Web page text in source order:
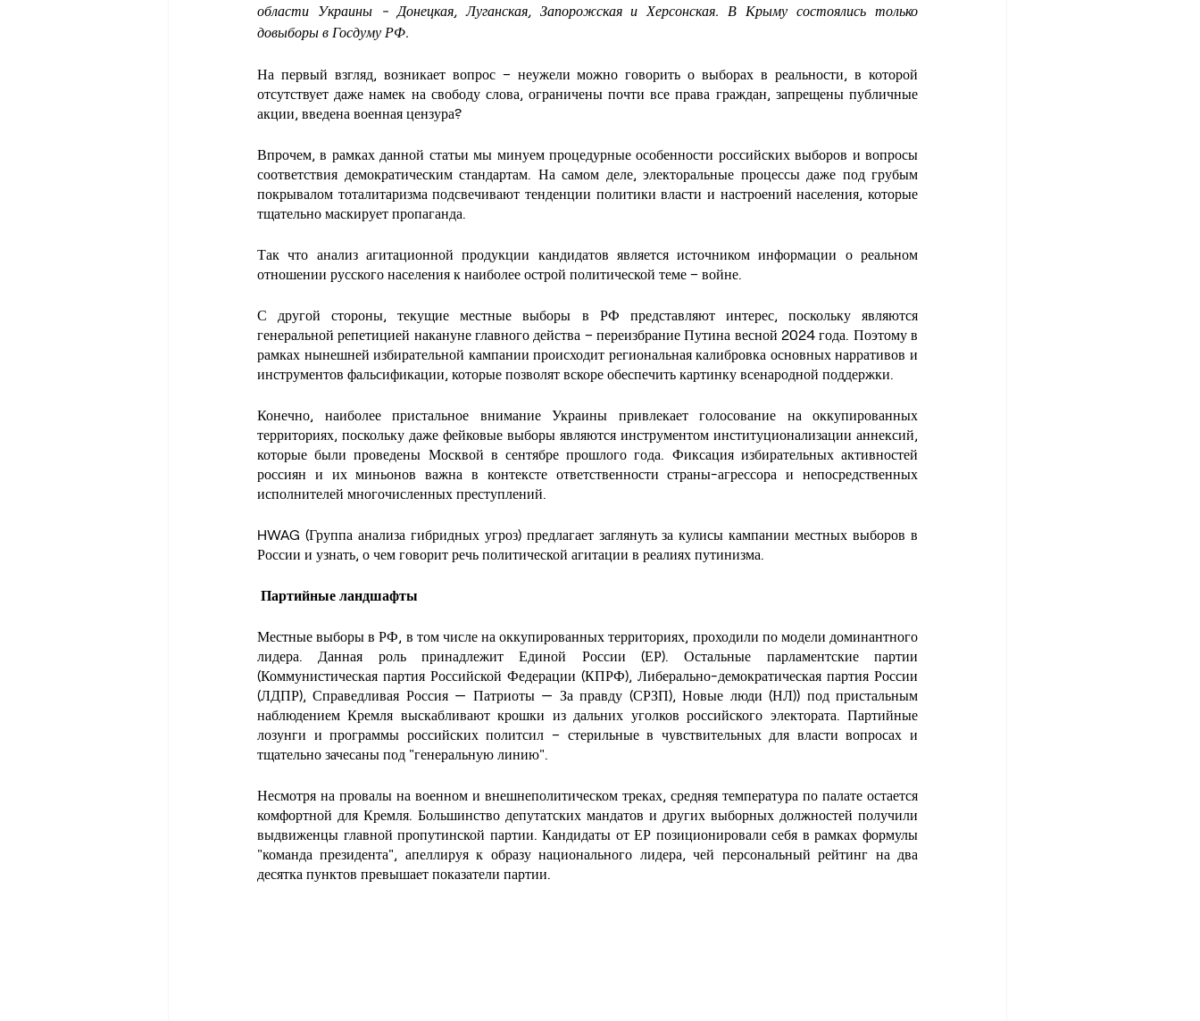
области Украины - Донецкая, Луганская, Запорожская и Херсонская. В Крыму состоялись только
довыборы в Госдуму РФ.
На первый взгляд, возникает вопрос – неужели можно говорить о выборах в реальности, в которой
отсутствует даже намек на свободу слова, ограничены почти все права граждан, запрещены публичные
акции, введена военная цензура?
Впрочем, в рамках данной статьи мы минуем процедурные особенности российских выборов и вопросы
соответствия демократическим стандартам. На самом деле, электоральные процессы даже под грубым
покрывалом тоталитаризма подсвечивают тенденции политики власти и настроений населения, которые
тщательно маскирует пропаганда.
Так что анализ агитационной продукции кандидатов является источником информации о реальном
отношении русского населения к наиболее острой политической теме – войне.
С другой стороны, текущие местные выборы в РФ представляют интерес, поскольку являются
генеральной репетицией накануне главного действа – переизбрание Путина весной 2024 года. Поэтому в
рамках нынешней избирательной кампании происходит региональная калибровка основных нарративов и
инструментов фальсификации, которые позволят вскоре обеспечить картинку всенародной поддержки.
Конечно, наиболее пристальное внимание Украины привлекает голосование на оккупированных
территориях, поскольку даже фейковые выборы являются инструментом институционализации аннексий,
которые были проведены Москвой в сентябре прошлого года. Фиксация избирательных активностей
россиян и их миньонов важна в контексте ответственности страны-агрессора и непосредственных
исполнителей многочисленных преступлений.
HWAG (Группа анализа гибридных угроз) предлагает заглянуть за кулисы кампании местных выборов в
России и узнать, о чем говорит речь политической агитации в реалиях путинизма.
Партийные ландшафты
Местные выборы в РФ, в том числе на оккупированных территориях, проходили по модели доминантного
лидера. Данная роль принадлежит Единой России (ЕР). Остальные парламентские партии
(Коммунистическая партия Российской Федерации (КПРФ), Либерально-демократическая партия России
(ЛДПР), Справедливая Россия — Патриоты — За правду (СРЗП), Новые люди (НЛ)) под пристальным
наблюдением Кремля выскабливают крошки из дальних уголков российского электората. Партийные
лозунги и программы российских политсил – стерильные в чувствительных для власти вопросах и
тщательно зачесаны под "генеральную линию".
Несмотря на провалы на военном и внешнеполитическом треках, средняя температура по палате остается
комфортной для Кремля. Большинство депутатских мандатов и других выборных должностей получили
выдвиженцы главной пропутинской партии. Кандидаты от ЕР позиционировали себя в рамках формулы
"команда президента", апеллируя к образу национального лидера, чей персональный рейтинг на два
десятка пунктов превышает показатели партии.